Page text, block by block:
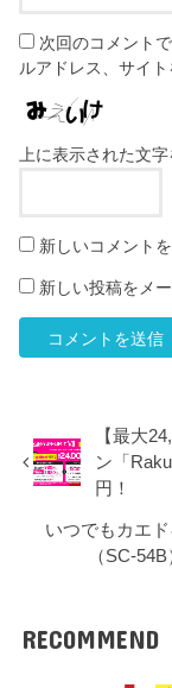
次回のコメント
ルアドレス、サイト
上に表示された文
新しいコメント
新しい投稿をメ
【最大
ン「
円！
いつでもカエ
（SC-
RECOMMEND